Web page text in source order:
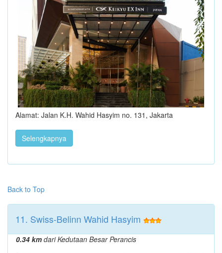
Alamat: Jalan K.H. Wahid Hasyim no. 131, Jakarta
Selengkapnya
Back to Top
11. Swiss-Belinn Wahid Hasyim
0.34 kmdari Kedutaan Besar Perancis